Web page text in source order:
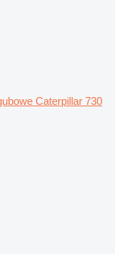
Caterpillar 730